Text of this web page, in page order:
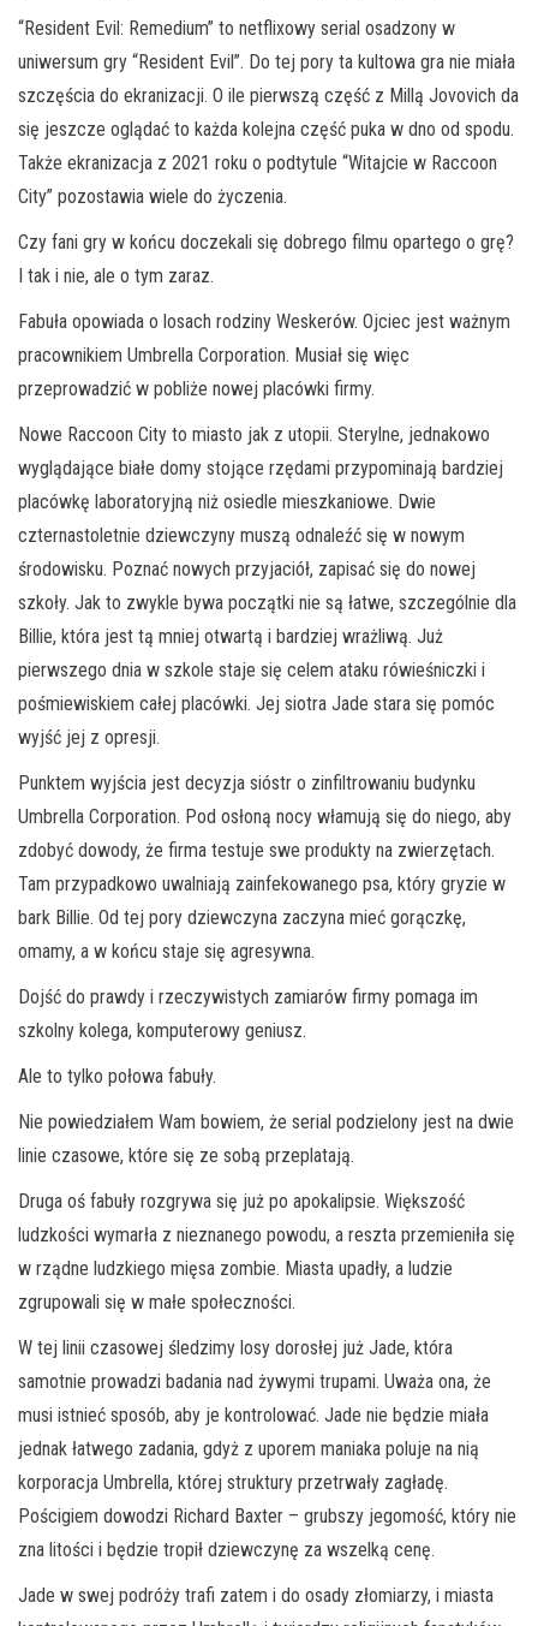
“Resident Evil: Remedium” to netflixowy serial osadzony w
uniwersum gry “Resident Evil”. Do tej pory ta kultowa gra nie miała
szczęścia do ekranizacji. O ile pierwszą część z Millą Jovovich da
się jeszcze oglądać to każda kolejna część puka w dno od spodu.
Także ekranizacja z 2021 roku o podtytule “Witajcie w Raccoon
City” pozostawia wiele do życzenia.
Czy fani gry w końcu doczekali się dobrego filmu opartego o grę?
I tak i nie, ale o tym zaraz.
Fabuła opowiada o losach rodziny Weskerów. Ojciec jest ważnym
pracownikiem Umbrella Corporation. Musiał się więc
przeprowadzić w pobliże nowej placówki firmy.
Nowe Raccoon City to miasto jak z utopii. Sterylne, jednakowo
wyglądające białe domy stojące rzędami przypominają bardziej
placówkę laboratoryjną niż osiedle mieszkaniowe. Dwie
czternastoletnie dziewczyny muszą odnaleźć się w nowym
środowisku. Poznać nowych przyjaciół, zapisać się do nowej
szkoły. Jak to zwykle bywa początki nie są łatwe, szczególnie dla
Billie, która jest tą mniej otwartą i bardziej wrażliwą. Już
pierwszego dnia w szkole staje się celem ataku rówieśniczki i
pośmiewiskiem całej placówki. Jej siotra Jade stara się pomóc
wyjść jej z opresji.
Punktem wyjścia jest decyzja sióstr o zinfiltrowaniu budynku
Umbrella Corporation. Pod osłoną nocy włamują się do niego, aby
zdobyć dowody, że firma testuje swe produkty na zwierzętach.
Tam przypadkowo uwalniają zainfekowanego psa, który gryzie w
bark Billie. Od tej pory dziewczyna zaczyna mieć gorączkę,
omamy, a w końcu staje się agresywna.
Dojść do prawdy i rzeczywistych zamiarów firmy pomaga im
szkolny kolega, komputerowy geniusz.
Ale to tylko połowa fabuły.
Nie powiedziałem Wam bowiem, że serial podzielony jest na dwie
linie czasowe, które się ze sobą przeplatają.
Druga oś fabuły rozgrywa się już po apokalipsie. Większość
ludzkości wymarła z nieznanego powodu, a reszta przemieniła się
w rządne ludzkiego mięsa zombie. Miasta upadły, a ludzie
zgrupowali się w małe społeczności.
W tej linii czasowej śledzimy losy dorosłej już Jade, która
samotnie prowadzi badania nad żywymi trupami. Uważa ona, że
musi istnieć sposób, aby je kontrolować. Jade nie będzie miała
jednak łatwego zadania, gdyż z uporem maniaka poluje na nią
korporacja Umbrella, której struktury przetrwały zagładę.
Pościgiem dowodzi Richard Baxter – grubszy jegomość, który nie
zna litości i będzie tropił dziewczynę za wszelką cenę.
Jade w swej podróży trafi zatem i do osady złomiarzy, i miasta